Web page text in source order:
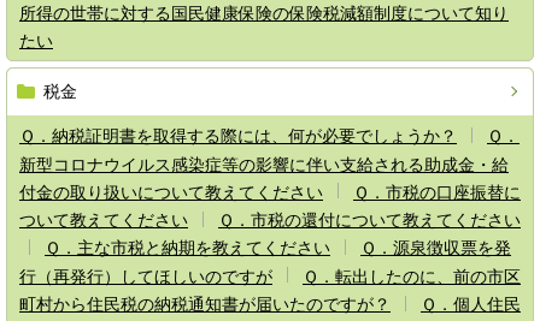
所得の世帯に対する国民健康保険の保険税減額制度について知り
たい
税金
Ｑ．納税証明書を取得する際には、何が必要でしょうか？
Ｑ．
新型コロナウイルス感染症等の影響に伴い支給される助成金・給
付金の取り扱いについて教えてください
Ｑ．市税の口座振替に
ついて教えてください
Ｑ．市税の還付について教えてください
Ｑ．主な市税と納期を教えてください
Ｑ．源泉徴収票を発
行（再発行）してほしいのですが
Ｑ．転出したのに、前の市区
町村から住民税の納税通知書が届いたのですが？
Ｑ．個人住民